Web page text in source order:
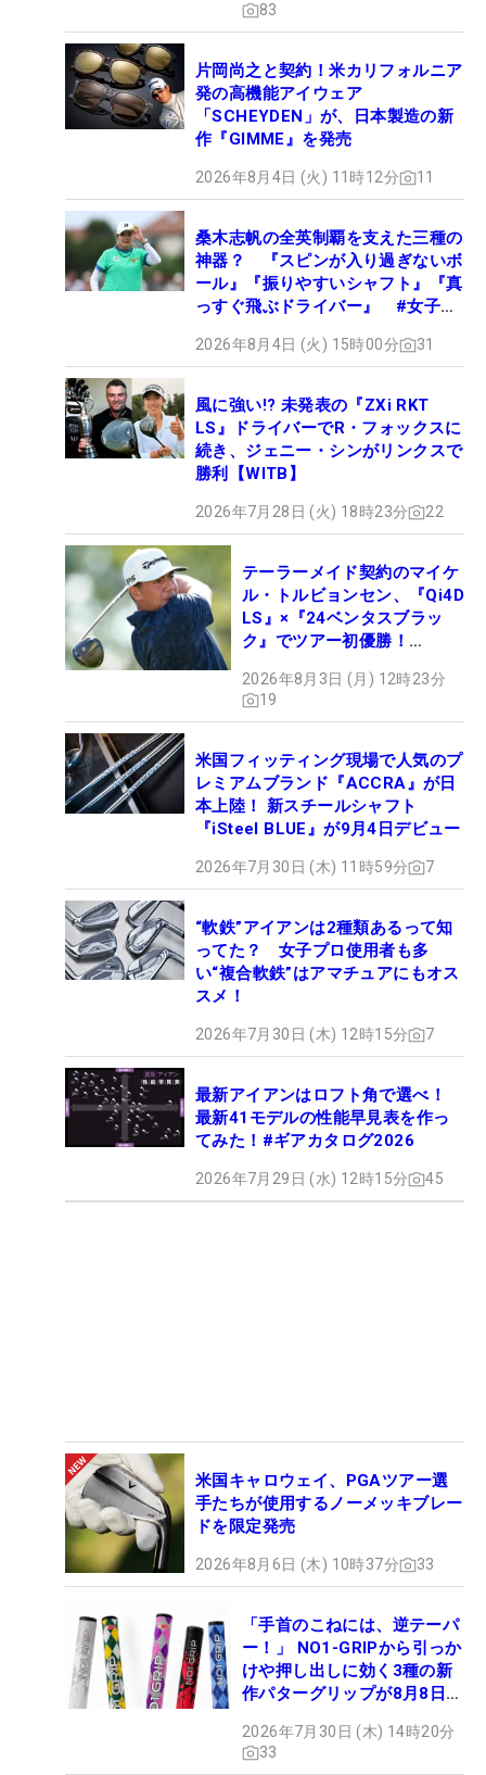
83
片岡尚之と契約！米カリフォルニア
発の高機能アイウェア
「SCHEYDEN」が、日本製造の新
作『GIMME』を発売
2026年8月4日 (火) 11時12分 11
桑木志帆の全英制覇を支えた三種の
神器？ 『スピンが入り過ぎないボ
ール』『振りやすいシャフト』『真
っすぐ飛ぶドライバー』 #女子プ
2026年8月4日 (火) 15時00分 31
風に強い!? 未発表の『ZXi RKT
LS』ドライバーでR・フォックスに
続き、ジェニー・シンがリンクスで
勝利【WITB】
2026年7月28日 (火) 18時23分 22
テーラーメイド契約のマイケ
ル・トルビョンセン、『Qi4D
LS』×『24ベンタスブラッ
ク』でツアー初優勝！
2026年8月3日 (月) 12時23分
19
米国フィッティング現場で人気のプ
レミアムブランド『ACCRA』が日
本上陸！ 新スチールシャフト
『iSteel BLUE』が9月4日デビュー
2026年7月30日 (木) 11時59分 7
“軟鉄”アイアンは2種類あるって知
ってた？ 女子プロ使用者も多
い“複合軟鉄”はアマチュアにもオス
スメ！
2026年7月30日 (木) 12時15分 7
最新アイアンはロフト角で選べ！
最新41モデルの性能早見表を作っ
てみた！#ギアカタログ2026
2026年7月29日 (水) 12時15分 45
米国キャロウェイ、PGAツアー選
手たちが使用するノーメッキブレー
ドを限定発売
2026年8月6日 (木) 10時37分 33
「手首のこねには、逆テーパ
ー！」 NO1-GRIPから引っか
けや押し出しに効く3種の新
作パターグリップが8月8日デ
2026年7月30日 (木) 14時20分
33